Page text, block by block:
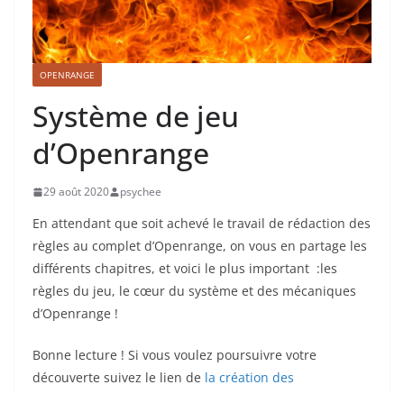
OPENRANGE
Système de jeu
d’Openrange
29 août 2020 psychee
En attendant que soit achevé le travail de rédaction des
règles au complet d’Openrange, on vous en partage les
différents chapitres, et voici le plus important :les
règles du jeu, le cœur du système et des mécaniques
d’Openrange !
Bonne lecture ! Si vous voulez poursuivre votre
découverte suivez le lien de la création des